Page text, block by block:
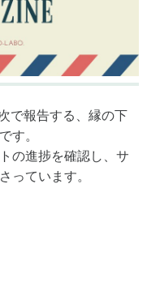
で報告する、縁の下
す。
の進捗を確認し、サ
っています。